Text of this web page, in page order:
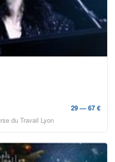
29 — 67 €
du Travail Lyon